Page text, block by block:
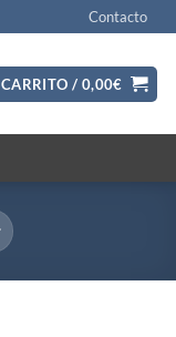
Contacto
CARRITO / 0,00€